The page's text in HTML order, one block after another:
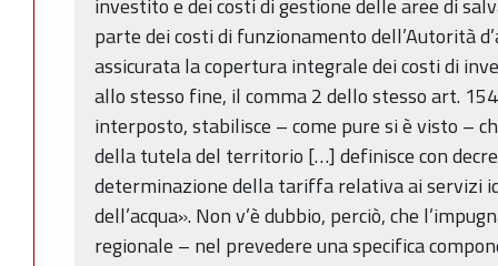
investito e dei costi di gestione delle aree di
parte dei costi di funzionamento dell’Autorità
assicurata la copertura integrale dei costi di
allo stesso fine, il comma 2 dello stesso art.
interposto, stabilisce – come pure si è visto –
della tutela del territorio […] definisce con
determinazione della tariffa relativa ai servizi
dell’acqua». Non v’è dubbio, perciò, che
regionale – nel prevedere una specifica